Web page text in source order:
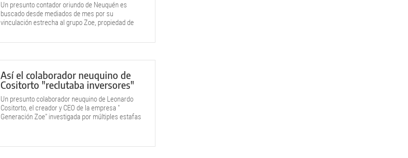
Un presunto contador oriundo de Neuquén es
buscado desde mediados de mes por su
vinculación estrecha al grupo Zoe, propiedad de
Así el colaborador neuquino de
Cositorto "reclutaba inversores"
Un presunto colaborador neuquino de Leonardo
Cositorto, el creador y CEO de la empresa "
Generación Zoe" investigada por múltiples estafas